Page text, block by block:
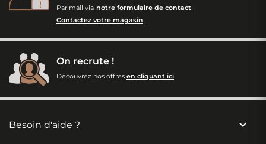
Par mail via notre formulaire de contact
Contactez votre magasin
On recrute !
Découvrez nos offres en cliquant ici
Besoin d'aide ? 